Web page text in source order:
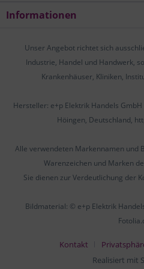
Informationen
Unser Angebot richtet sich
Industrie, Handel und Handwerk,
Krankenhäuser, Kliniken,
Hersteller: e+p Elektrik Handels
Höingen, Deutschland,
Alle verwendeten Markennamen und
Warenzeichen und Marken
Sie dienen zur Verdeutlichung der
Bildmaterial: © e+p Elektrik
Kontakt
Realisiert mit